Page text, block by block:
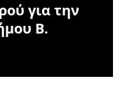
για την
Β.